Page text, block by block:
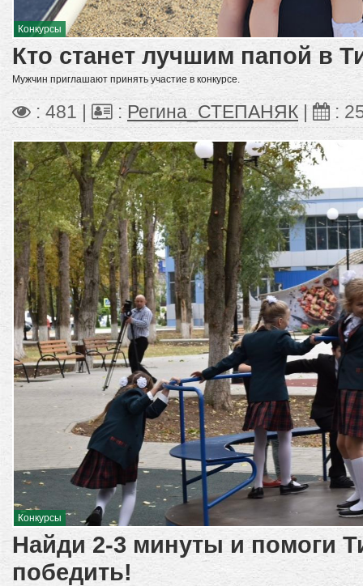
Конкурсы
Кто станет лучшим папой в
Мужчин приглашают принять участие в конкурсе.
: 481 | : Регина_СТЕПАНЯК :
Конкурсы
Найди 2-3 минуты и помоги
победить!